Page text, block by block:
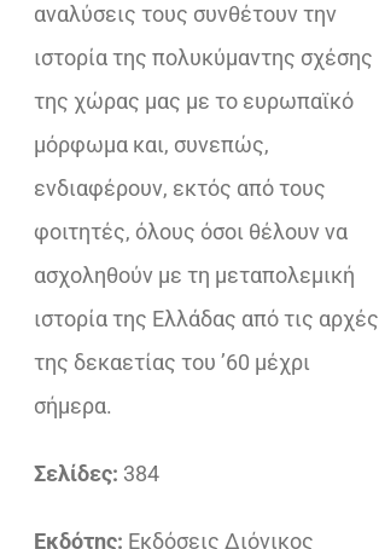
αναλύσεις τους συνθέτουν την
ιστορία της πολυκύμαντης σχέσης
της χώρας μας με το ευρωπαϊκό
μόρφωμα και, συνεπώς,
ενδιαφέρουν, εκτός από τους
φοιτητές, όλους όσοι θέλουν να
ασχοληθούν με τη μεταπολεμική
ιστορία της Ελλάδας από τις αρχές
της δεκαετίας του ’60 μέχρι
σήμερα.
Σελίδες: 384
Εκδότης: Εκδόσεις Διόνικος